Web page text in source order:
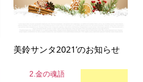
美鈴サンタ2021’のお知らせ
2.金の魂語